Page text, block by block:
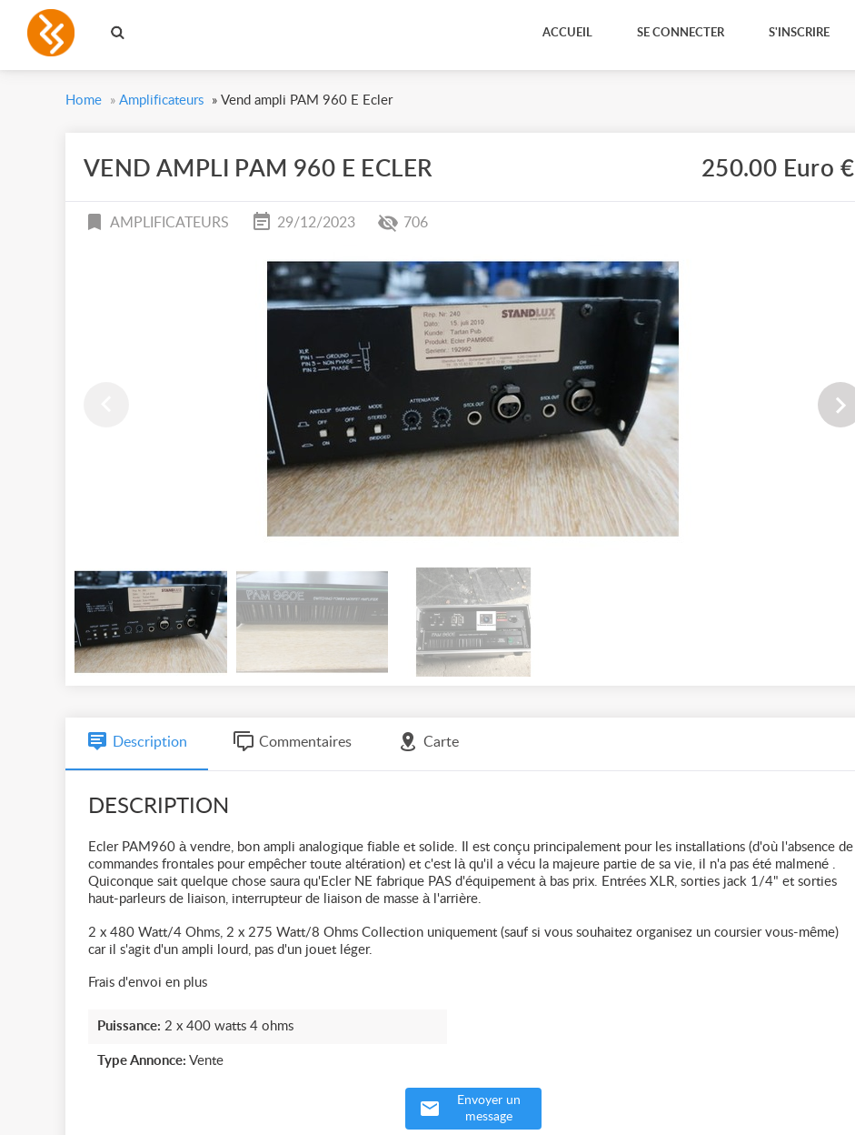
ACCUEIL SE CONNECTER S'INSCRIRE
Home » Amplificateurs » Vend ampli PAM 960 E Ecler
VEND AMPLI PAM 960 E ECLER 250.00 Euro €
AMPLIFICATEURS 29/12/2023 706
Description Commentaires Carte
DESCRIPTION
Ecler PAM960 à vendre, bon ampli analogique fiable et solide. Il est conçu principalement pour les installations (d'où l'absence de
commandes frontales pour empêcher toute altération) et c'est là qu'il a vécu la majeure partie de sa vie, il n'a pas été malmené .
Quiconque sait quelque chose saura qu'Ecler NE fabrique PAS d'équipement à bas prix. Entrées XLR, sorties jack 1/4" et sorties
haut-parleurs de liaison, interrupteur de liaison de masse à l'arrière.
2 x 480 Watt/4 Ohms, 2 x 275 Watt/8 Ohms Collection uniquement (sauf si vous souhaitez organisez un coursier vous-même)
car il s'agit d'un ampli lourd, pas d'un jouet léger.
Frais d'envoi en plus
Puissance: 2 x 400 watts 4 ohms
Type Annonce: Vente
Envoyer un
message